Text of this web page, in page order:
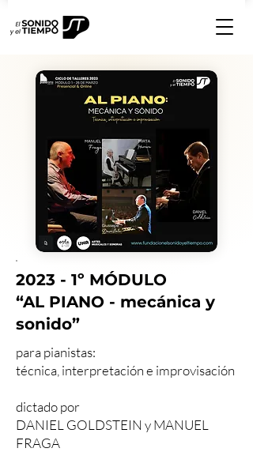
2023 - 1º MÓDULO
“AL PIANO - mecánica y
sonido”
para pianistas:
técnica, interpretación e improvisación
dictado por
DANIEL GOLDSTEIN y MANUEL
FRAGA